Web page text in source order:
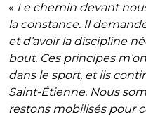
« Le chemin devant
la constance. Il
et d’avoir la discipline
bout. Ces principes
dans le sport, et ils
Saint-Étienne. Nous
restons mobilisés pour